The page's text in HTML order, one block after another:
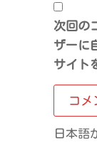
次回の
ザーに
サイト
日本語